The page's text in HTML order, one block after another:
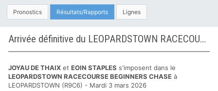
Pronostics Résultats/Rapports Lignes
Arrivée définitive du LEOPARDSTOWN RACECOURSE BEGINNERS CHASE à LEOPARDSTOWN
JOYAU DE THAIX et EOIN STAPLES s'imposent dans le
LEOPARDSTOWN RACECOURSE BEGINNERS CHASE à
LEOPARDSTOWN (R9C6) - Mardi 3 mars 2026